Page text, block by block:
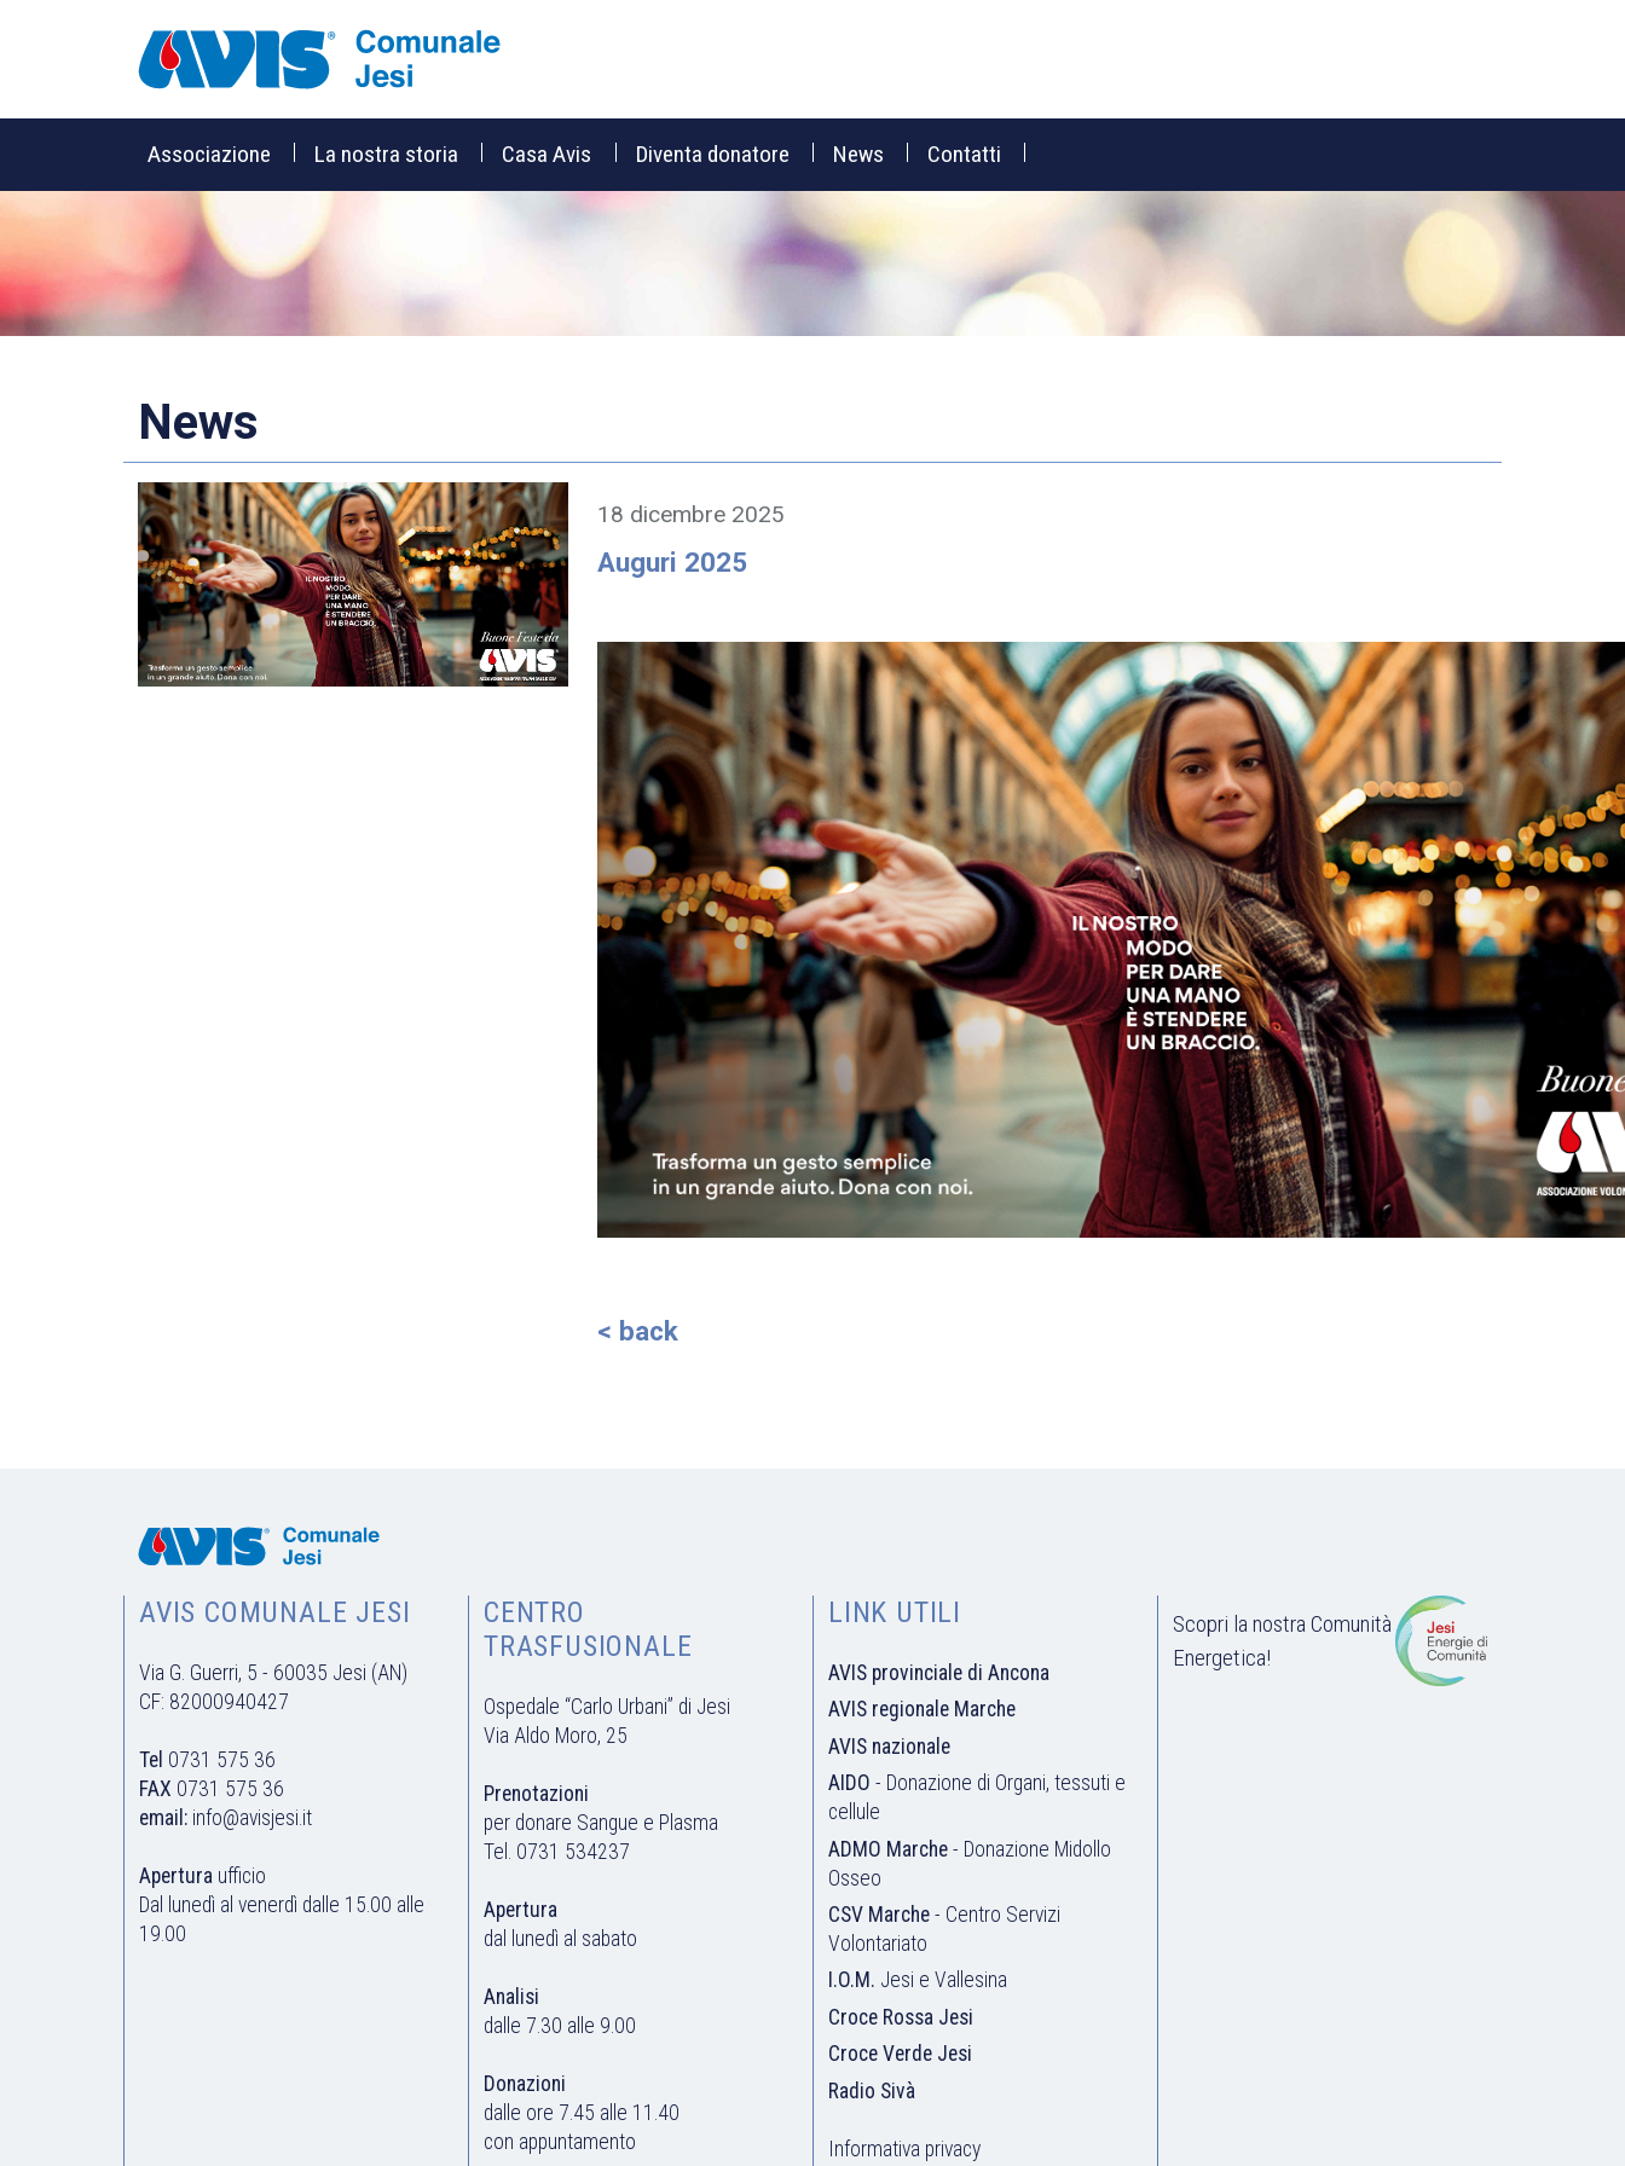
Associazione La nostra storia Casa Avis Diventa donatore News Contatti
News
18 dicembre 2025
Auguri 2025
< back
AVIS COMUNALE JESI
Via G. Guerri, 5 - 60035 Jesi (AN)
CF: 82000940427
Tel 0731 575 36
FAX 0731 575 36
email: info@avisjesi.it
Apertura ufficio
Dal lunedì al venerdì dalle 15.00 alle
19.00
CENTRO
TRASFUSIONALE
Ospedale “Carlo Urbani” di Jesi
Via Aldo Moro, 25
Prenotazioni
per donare Sangue e Plasma
Tel. 0731 534237
Apertura
dal lunedì al sabato
Analisi
dalle 7.30 alle 9.00
Donazioni
dalle ore 7.45 alle 11.40
con appuntamento
LINK UTILI
AVIS provinciale di Ancona
AVIS regionale Marche
AVIS nazionale
AIDO - Donazione di Organi, tessuti e
cellule
ADMO Marche - Donazione Midollo
Osseo
CSV Marche - Centro Servizi
Volontariato
I.O.M. Jesi e Vallesina
Croce Rossa Jesi
Croce Verde Jesi
Radio Sivà
Informativa privacy
Scopri la nostra Comunità
Energetica!